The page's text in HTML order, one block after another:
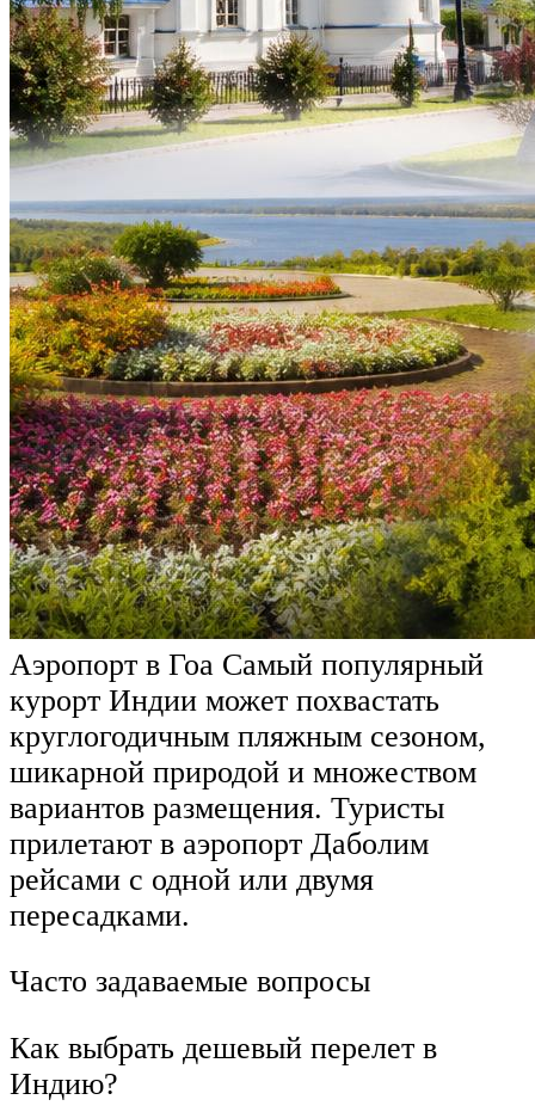
Аэропорт в Гоа Самый популярный
курорт Индии может похвастать
круглогодичным пляжным сезоном,
шикарной природой и множеством
вариантов размещения. Туристы
прилетают в аэропорт Даболим
рейсами с одной или двумя
пересадками.
Часто задаваемые вопросы
Как выбрать дешевый перелет в
Индию?